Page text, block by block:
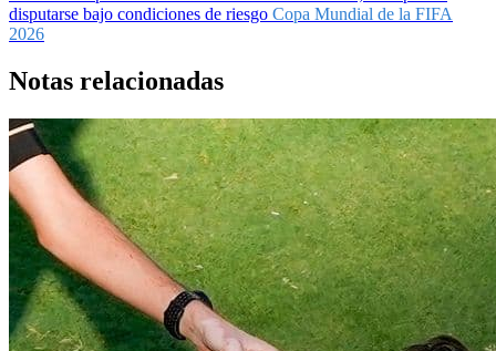
disputarse bajo condiciones de riesgo Copa Mundial de la FIFA
2026
Notas relacionadas